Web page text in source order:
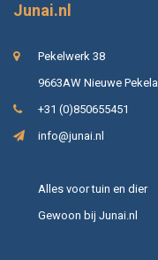
Junai.nl
Pekelwerk 38
9663AW Nieuwe Pekela
+31 (0)850655451
info@junai.nl
Alles voor tuin en dier
Gewoon bij Junai.nl